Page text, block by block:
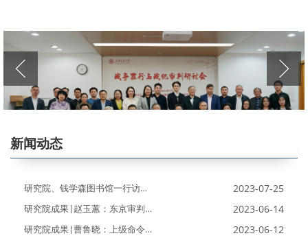
新闻动态
2023-07-25
研究院、钱学森图书馆一行访
2023-06-14
研究院成果|赵玉蕙：东京审判
伯庭长为例 2023-06-12
研究院成果|曹鲁晓：上级命令